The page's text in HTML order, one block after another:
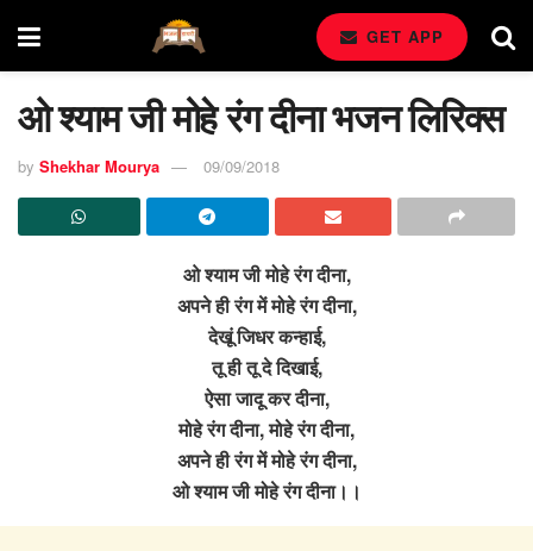
GET APP
ओ श्याम जी मोहे रंग दीना भजन लिरिक्स
by Shekhar Mourya 09/09/2018
ओ श्याम जी मोहे रंग दीना,
अपने ही रंग में मोहे रंग दीना,
देखूं जिधर कन्हाई,
तू ही तू दे दिखाई,
ऐसा जादू कर दीना,
मोहे रंग दीना, मोहे रंग दीना,
अपने ही रंग में मोहे रंग दीना,
ओ श्याम जी मोहे रंग दीना।।